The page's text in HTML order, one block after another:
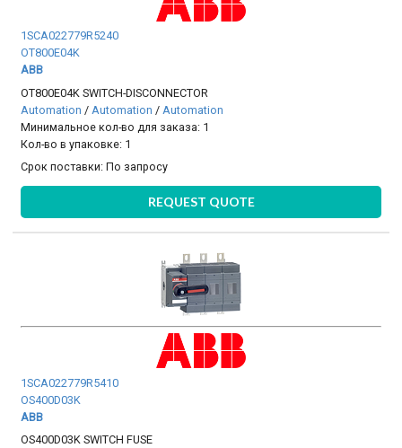
1SCA022779R5240
OT800E04K
ABB
OT800E04K SWITCH-DISCONNECTOR
Automation / Automation / Automation
Минимальное кол-во для заказа: 1
Кол-во в упаковке: 1
Срок поставки:По запросу
REQUEST QUOTE
1SCA022779R5410
OS400D03K
ABB
OS400D03K SWITCH FUSE